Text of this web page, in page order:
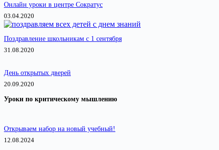
Онлайн уроки в центре Сократус
03.04.2020
Поздравление школьникам с 1 сентября
31.08.2020
День открытых дверей
20.09.2020
Уроки по критическому мышлению
Открываем набор на новый учебный!
12.08.2024